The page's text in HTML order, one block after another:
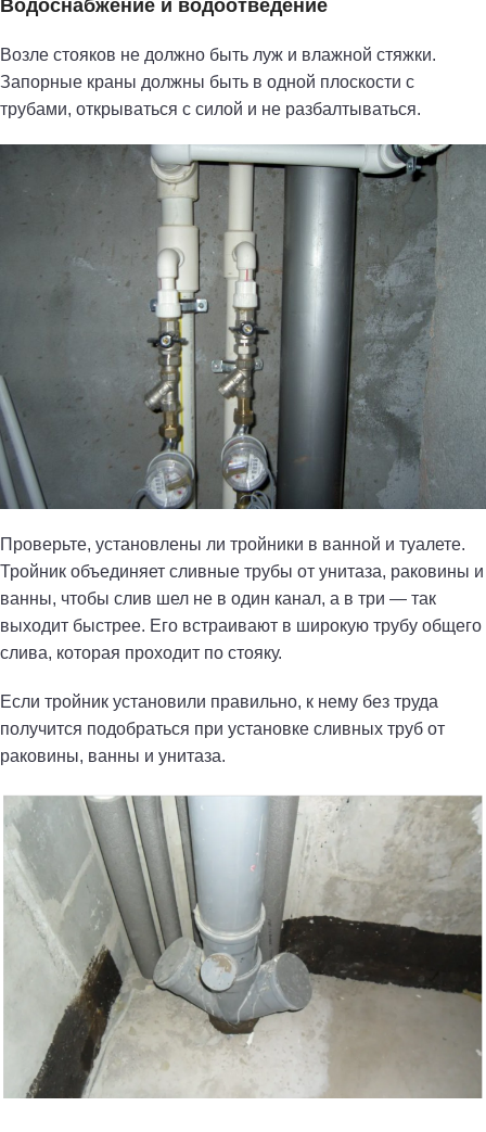
Водоснабжение и водоотведение
Возле стояков не должно быть луж и влажной стяжки.
Запорные краны должны быть в одной плоскости с
трубами, открываться с силой и не разбалтываться.
Проверьте, установлены ли тройники в ванной и туалете.
Тройник объединяет сливные трубы от унитаза, раковины и
ванны, чтобы слив шел не в один канал, а в три — так
выходит быстрее. Его встраивают в широкую трубу общего
слива, которая проходит по стояку.
Если тройник установили правильно, к нему без труда
получится подобраться при установке сливных труб от
раковины, ванны и унитаза.